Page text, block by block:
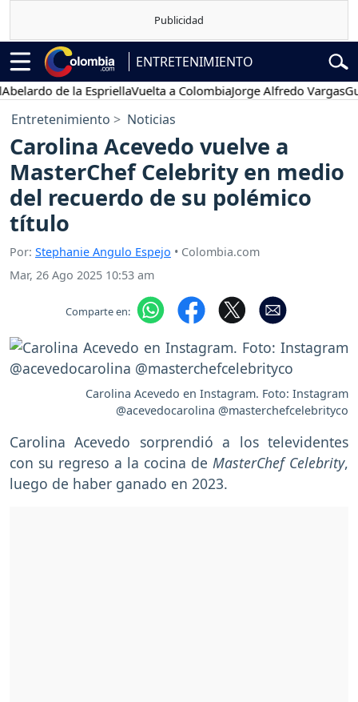
ENTRETENIMIENTO
de la EspriellaVuelta a ColombiaJorge Alfredo Vargas
Entretenimiento Noticias
Carolina Acevedo vuelve a
MasterChef Celebrity en medio
del recuerdo de su polémico
título
Por: Stephanie Angulo Espejo • Colombia.com
Mar, 26 Ago 2025 10:53 am
Comparte en:
Carolina Acevedo en Instagram. Foto: Instagram
@acevedocarolina @masterchefcelebrityco
Carolina Acevedo sorprendió a los televidentes
con su regreso a la cocina de MasterChef Celebrity,
luego de haber ganado en 2023.